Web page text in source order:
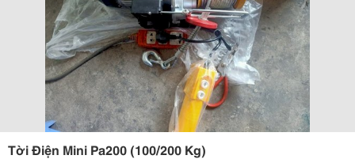
Tời Điện Mini Pa200 (100/200 Kg)